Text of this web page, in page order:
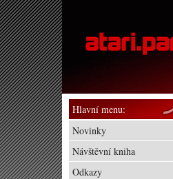
Hlavní menu:
Novinky
Návštěvní kniha
Odkazy